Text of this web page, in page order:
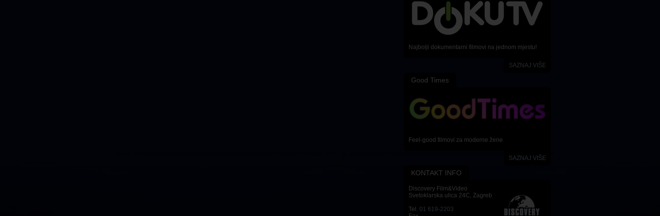
Najbolji dokumentarni filmovi na jednom mjestu!
SAZNAJ VIŠE
Good Times
Feel-good filmovi za moderne žene
SAZNAJ VIŠE
KONTAKT INFO
Discovery Film&Video
Svetoklarska ulica 24C, Zagreb
Tel. 01 619-2203